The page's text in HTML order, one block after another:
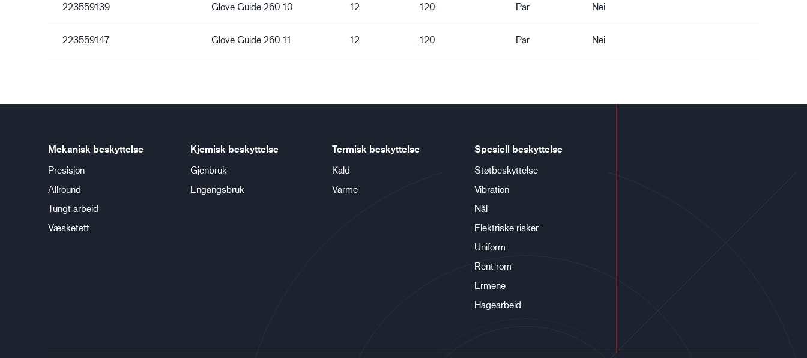
223559139 Glove Guide 260 10 12 120 Par Nei
223559147 Glove Guide 260 11 12 120 Par Nei
Mekanisk beskyttelse
Presisjon
Allround
Tungt arbeid
Væsketett
Kjemisk beskyttelse
Gjenbruk
Engangsbruk
Termisk beskyttelse
Kald
Varme
Spesiell beskyttelse
Støtbeskyttelse
Vibration
Nål
Elektriske risker
Uniform
Rent rom
Ermene
Hagearbeid